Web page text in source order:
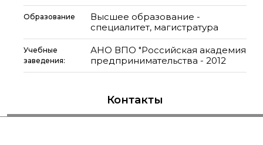
Образование
Высшее образование -
специалитет, магистратура
Учебные
заведения:
АНО ВПО "Российская академия
предпринимательства - 2012
Контакты